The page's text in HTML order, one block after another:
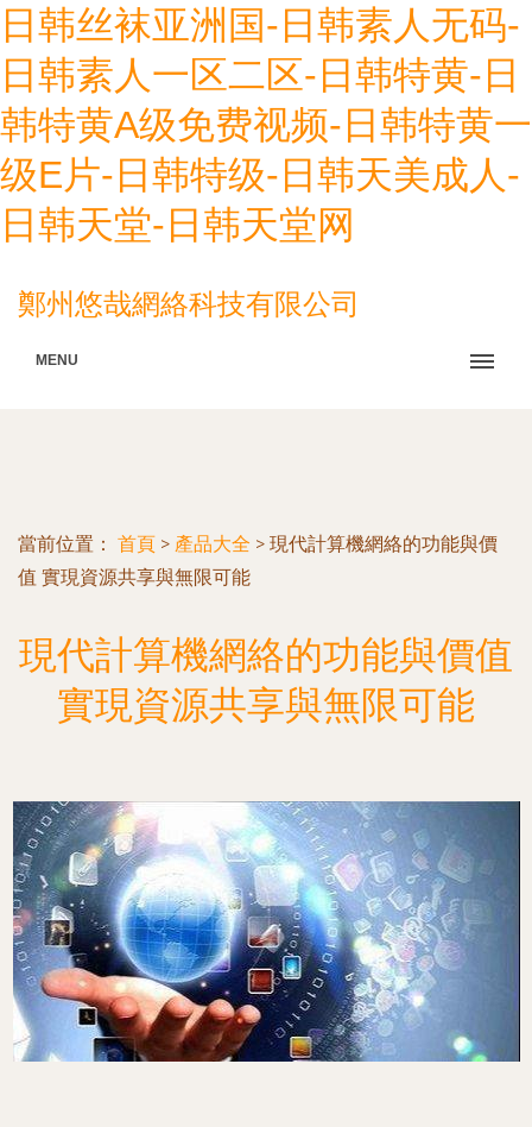
日韩丝袜亚洲国-日韩素人无码-
日韩素人一区二区-日韩特黄-日
韩特黄A级免费视频-日韩特黄一
级E片-日韩特级-日韩天美成人-
日韩天堂-日韩天堂网
鄭州悠哉網絡科技有限公司
MENU
當前位置： 首頁 > 產品大全 > 現代計算機網絡的功能與價
值 實現資源共享與無限可能
現代計算機網絡的功能與價值
實現資源共享與無限可能